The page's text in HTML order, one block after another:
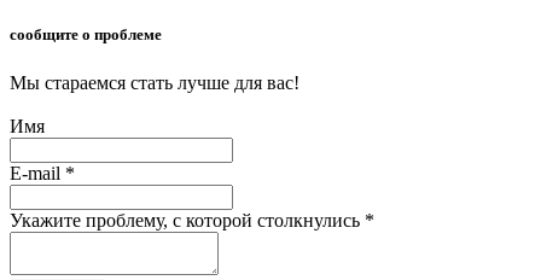
сообщите о проблеме
Мы стараемся стать лучше для вас!
Имя
E-mail *
Укажите проблему, с которой столкнулись *